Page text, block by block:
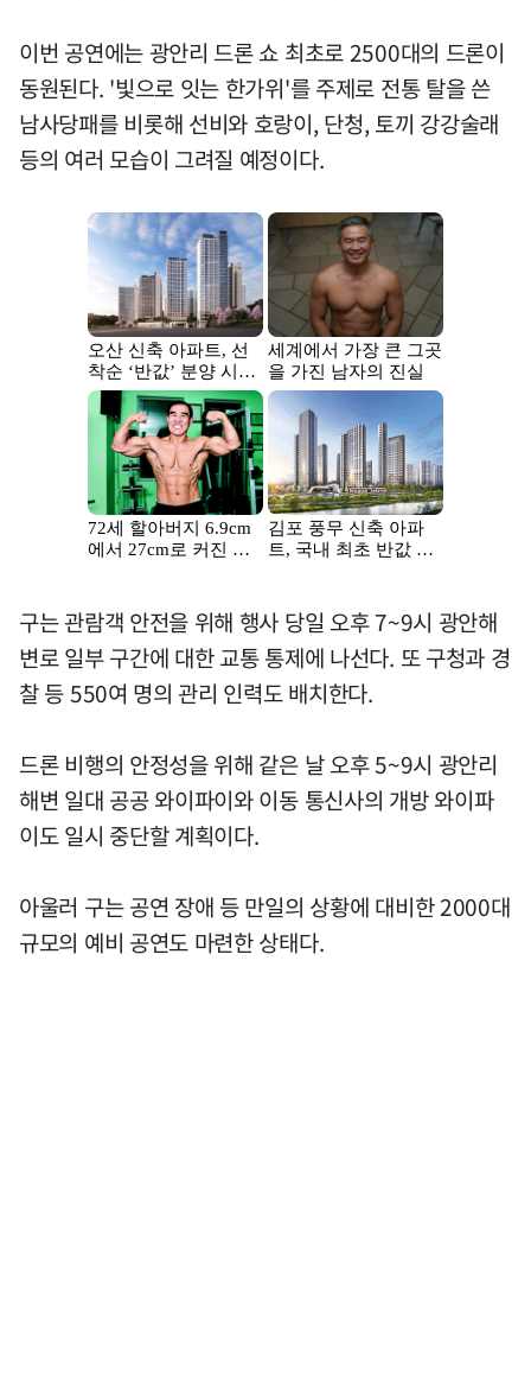
이번 공연에는 광안리 드론 쇼 최초로 2500대의 드론이
동원된다. '빛으로 잇는 한가위'를 주제로 전통 탈을 쓴
남사당패를 비롯해 선비와 호랑이, 단청, 토끼 강강술래
등의 여러 모습이 그려질 예정이다.
구는 관람객 안전을 위해 행사 당일 오후 7~9시 광안해
변로 일부 구간에 대한 교통 통제에 나선다. 또 구청과 경
찰 등 550여 명의 관리 인력도 배치한다.
드론 비행의 안정성을 위해 같은 날 오후 5~9시 광안리
해변 일대 공공 와이파이와 이동 통신사의 개방 와이파
이도 일시 중단할 계획이다.
아울러 구는 공연 장애 등 만일의 상황에 대비한 2000대
규모의 예비 공연도 마련한 상태다.